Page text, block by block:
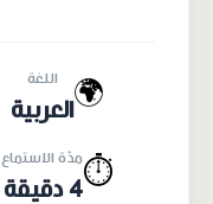
🌍 اللغة
العربية
⏱️مدّة الاستماع
4 دقيقة